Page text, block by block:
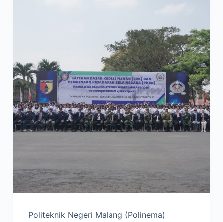
Politeknik Negeri Malang (Polinema)